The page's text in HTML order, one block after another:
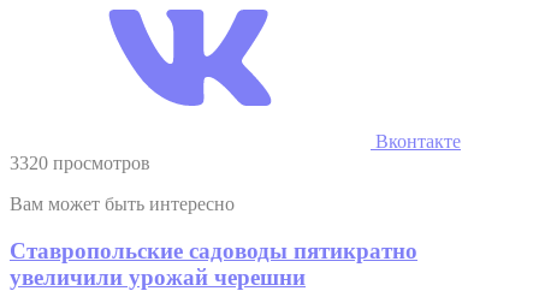
Вконтакте
3320 просмотров
Вам может быть интересно
Ставропольские садоводы пятикратно
увеличили урожай черешни